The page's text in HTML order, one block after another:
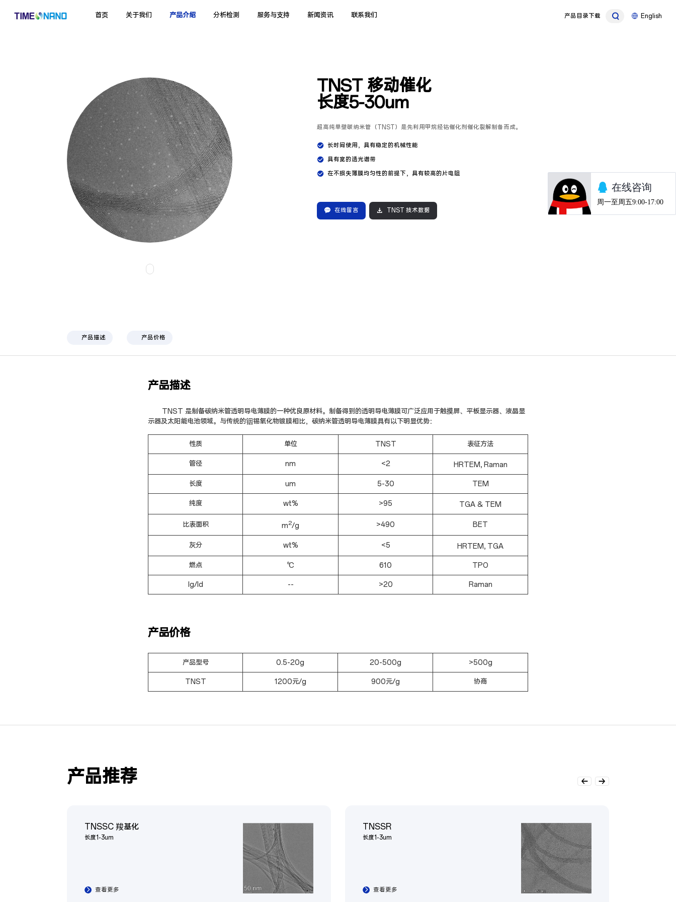
首页 关于我们 产品介绍 分析检测 服务与支持 新闻资讯 联系我们 产品目录下载 English
TNST 移动催化
长度5-30um
超高纯单壁碳纳米管（TNST）是先利用甲烷经钴催化剂催化裂解制备而成。
长时间使用，具有稳定的机械性能
具有宽的透光谱带
在不损失薄膜均匀性的前提下，具有较高的片电阻
在线留言 TNST 技术数据
产品描述 产品价格
产品描述
TNST 是制备碳纳米管透明导电薄膜的一种优良原材料。制备得到的透明导电薄膜可广泛应用于触摸屏、平板显示器、液晶显
示器及太阳能电池领域。与传统的铟锡氧化物镀膜相比，碳纳米管透明导电薄膜具有以下明显优势：
性质 单位 TNST 表征方法
管径 nm <2 HRTEM, Raman
长度 um 5-30 TEM
纯度 wt% >95 TGA & TEM
比表面积 m2/g >490 BET
灰分 wt% <5 HRTEM, TGA
燃点 ℃ 610 TPO
Ig/Id -- >20 Raman
产品价格
产品型号 0.5-20g 20-500g >500g
TNST 1200元/g 900元/g 协商
产品推荐
TNSSC 羧基化
长度1-3um
查看更多
TNSSR
长度1-3um
查看更多